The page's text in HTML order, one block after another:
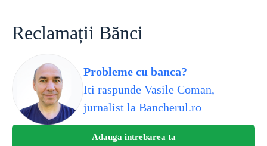
contentReclamații Bănci
Probleme cu banca?
Iti raspunde Vasile Coman,
jurnalist la Bancherul.ro
Adauga intrebarea ta